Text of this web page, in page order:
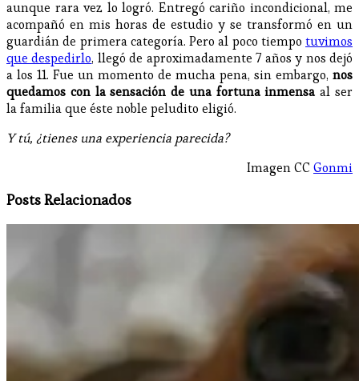
aunque rara vez lo logró. Entregó cariño incondicional, me
acompañó en mis horas de estudio y se transformó en un
guardián de primera categoría. Pero al poco tiempo tuvimos
que despedirlo, llegó de aproximadamente 7 años y nos dejó
a los 11. Fue un momento de mucha pena, sin embargo, nos
quedamos con la sensación de una fortuna inmensa al ser
la familia que éste noble peludito eligió.
Y tú, ¿tienes una experiencia parecida?
Imagen CC Gonmi
Posts Relacionados